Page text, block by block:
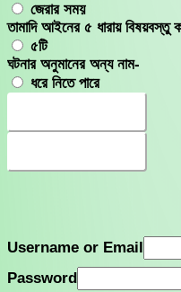
জেরার সময়
তামাদি আইনের ৫ ধারায় বিষয়বস্তু
৫টি
ঘটনার অনুমানের অন্য নাম-
ধরে নিতে পারে
Username or Email
Password